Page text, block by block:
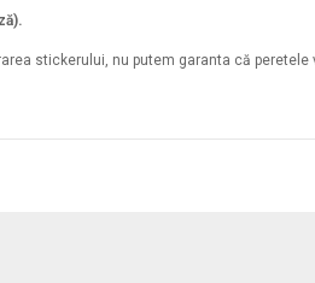
stickerului, nu putem garanta că